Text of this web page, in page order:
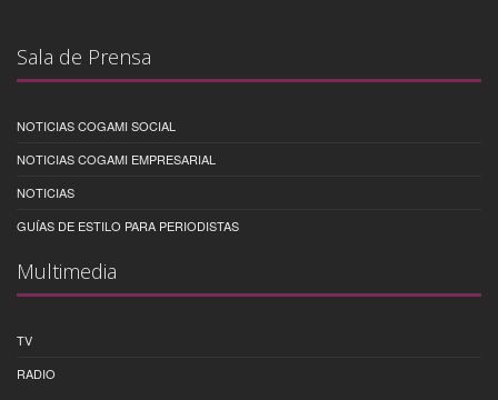
Sala de Prensa
NOTICIAS COGAMI SOCIAL
NOTICIAS COGAMI EMPRESARIAL
NOTICIAS
GUÍAS DE ESTILO PARA PERIODISTAS
Multimedia
TV
RADIO